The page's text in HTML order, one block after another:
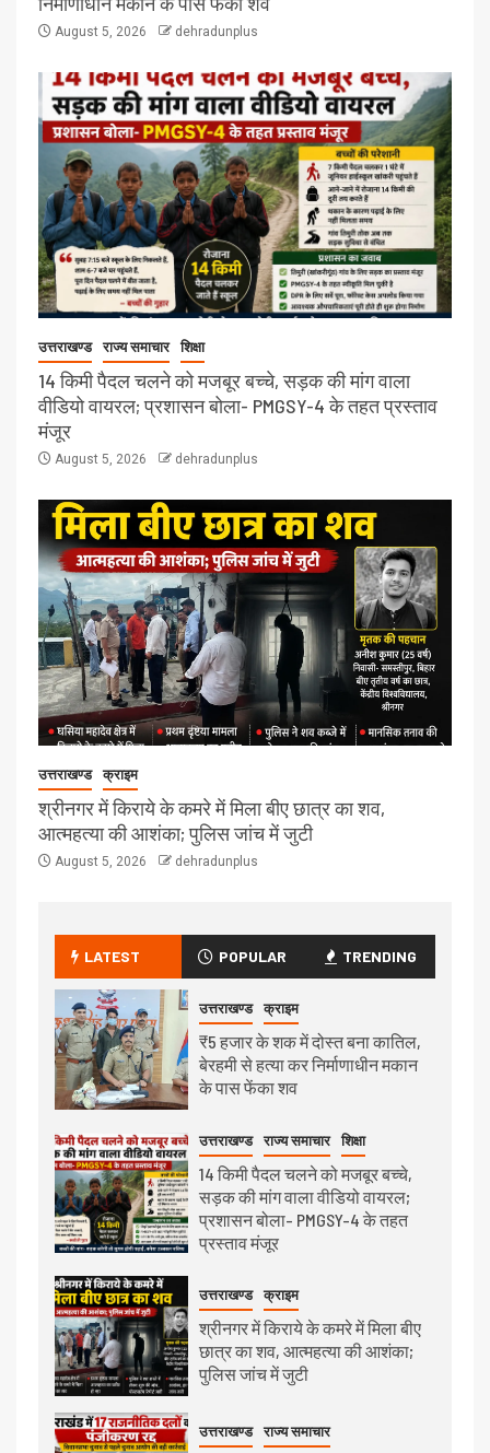
August 5, 2026 dehradunplus
उत्तराखण्ड राज्य समाचार शिक्षा
14 किमी पैदल चलने को मजबूर बच्चे, सड़क की मांग वाला
वीडियो वायरल; प्रशासन बोला- PMGSY-4 के तहत प्रस्ताव
मंजूर
August 5, 2026 dehradunplus
उत्तराखण्ड क्राइम
श्रीनगर में किराये के कमरे में मिला बीए छात्र का शव,
आत्महत्या की आशंका; पुलिस जांच में जुटी
August 5, 2026 dehradunplus
LATEST POPULAR TRENDING
उत्तराखण्ड क्राइम
₹5 हजार के शक में दोस्त बना कातिल,
बेरहमी से हत्या कर निर्माणाधीन मकान
के पास फेंका शव
उत्तराखण्ड राज्य समाचार शिक्षा
14 किमी पैदल चलने को मजबूर बच्चे,
सड़क की मांग वाला वीडियो वायरल;
प्रशासन बोला- PMGSY-4 के तहत
प्रस्ताव मंजूर
उत्तराखण्ड क्राइम
श्रीनगर में किराये के कमरे में मिला बीए
छात्र का शव, आत्महत्या की आशंका;
पुलिस जांच में जुटी
उत्तराखण्ड राज्य समाचार